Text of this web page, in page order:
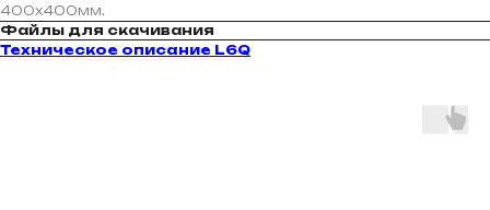
400х400мм.
Файлы для скачивания
Техническое описание L6Q